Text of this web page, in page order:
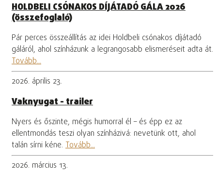
HOLDBELI CSÓNAKOS DÍJÁTADÓ GÁLA 2026
(összefoglaló)
Pár perces összeállítás az idei Holdbeli csónakos díjátadó
gáláról, ahol színházunk a legrangosabb elismeréseit adta át.
Tovább...
2026. április 23.
Vaknyugat - trailer
Nyers és őszinte, mégis humorral él – és épp ez az
ellentmondás teszi olyan színházivá: nevetünk ott, ahol
talán sírni kéne. Tovább...
2026. március 13.